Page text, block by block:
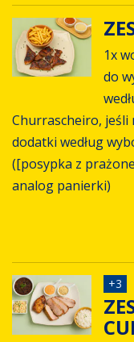
1x
do
Churrascheiro, jeśli
dodatki według
([posypka z
analog panierki)
+3